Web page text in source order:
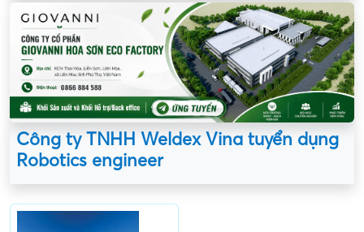
Công ty TNHH Weldex Vina tuyển dụng
Robotics engineer